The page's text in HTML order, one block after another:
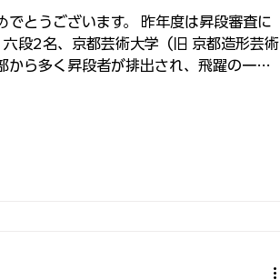
でとうございます。 昨年度は昇段審査に
段2名、京都芸術大学（旧 京都造形芸術
から多く昇段者が排出され、飛躍の一年